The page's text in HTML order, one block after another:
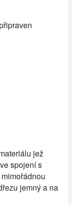
jež
spojení s
jemný a na